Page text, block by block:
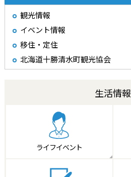
観光情報
イベント情報
移住・定住
北海道十勝清水町観光協会
生活情報
ライフイベント